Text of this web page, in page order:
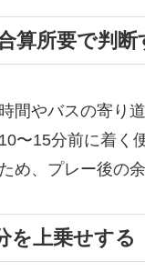
算所要で判断
間やバスの寄り
〜15分前に着く
め、プレー後の
を上乗せする